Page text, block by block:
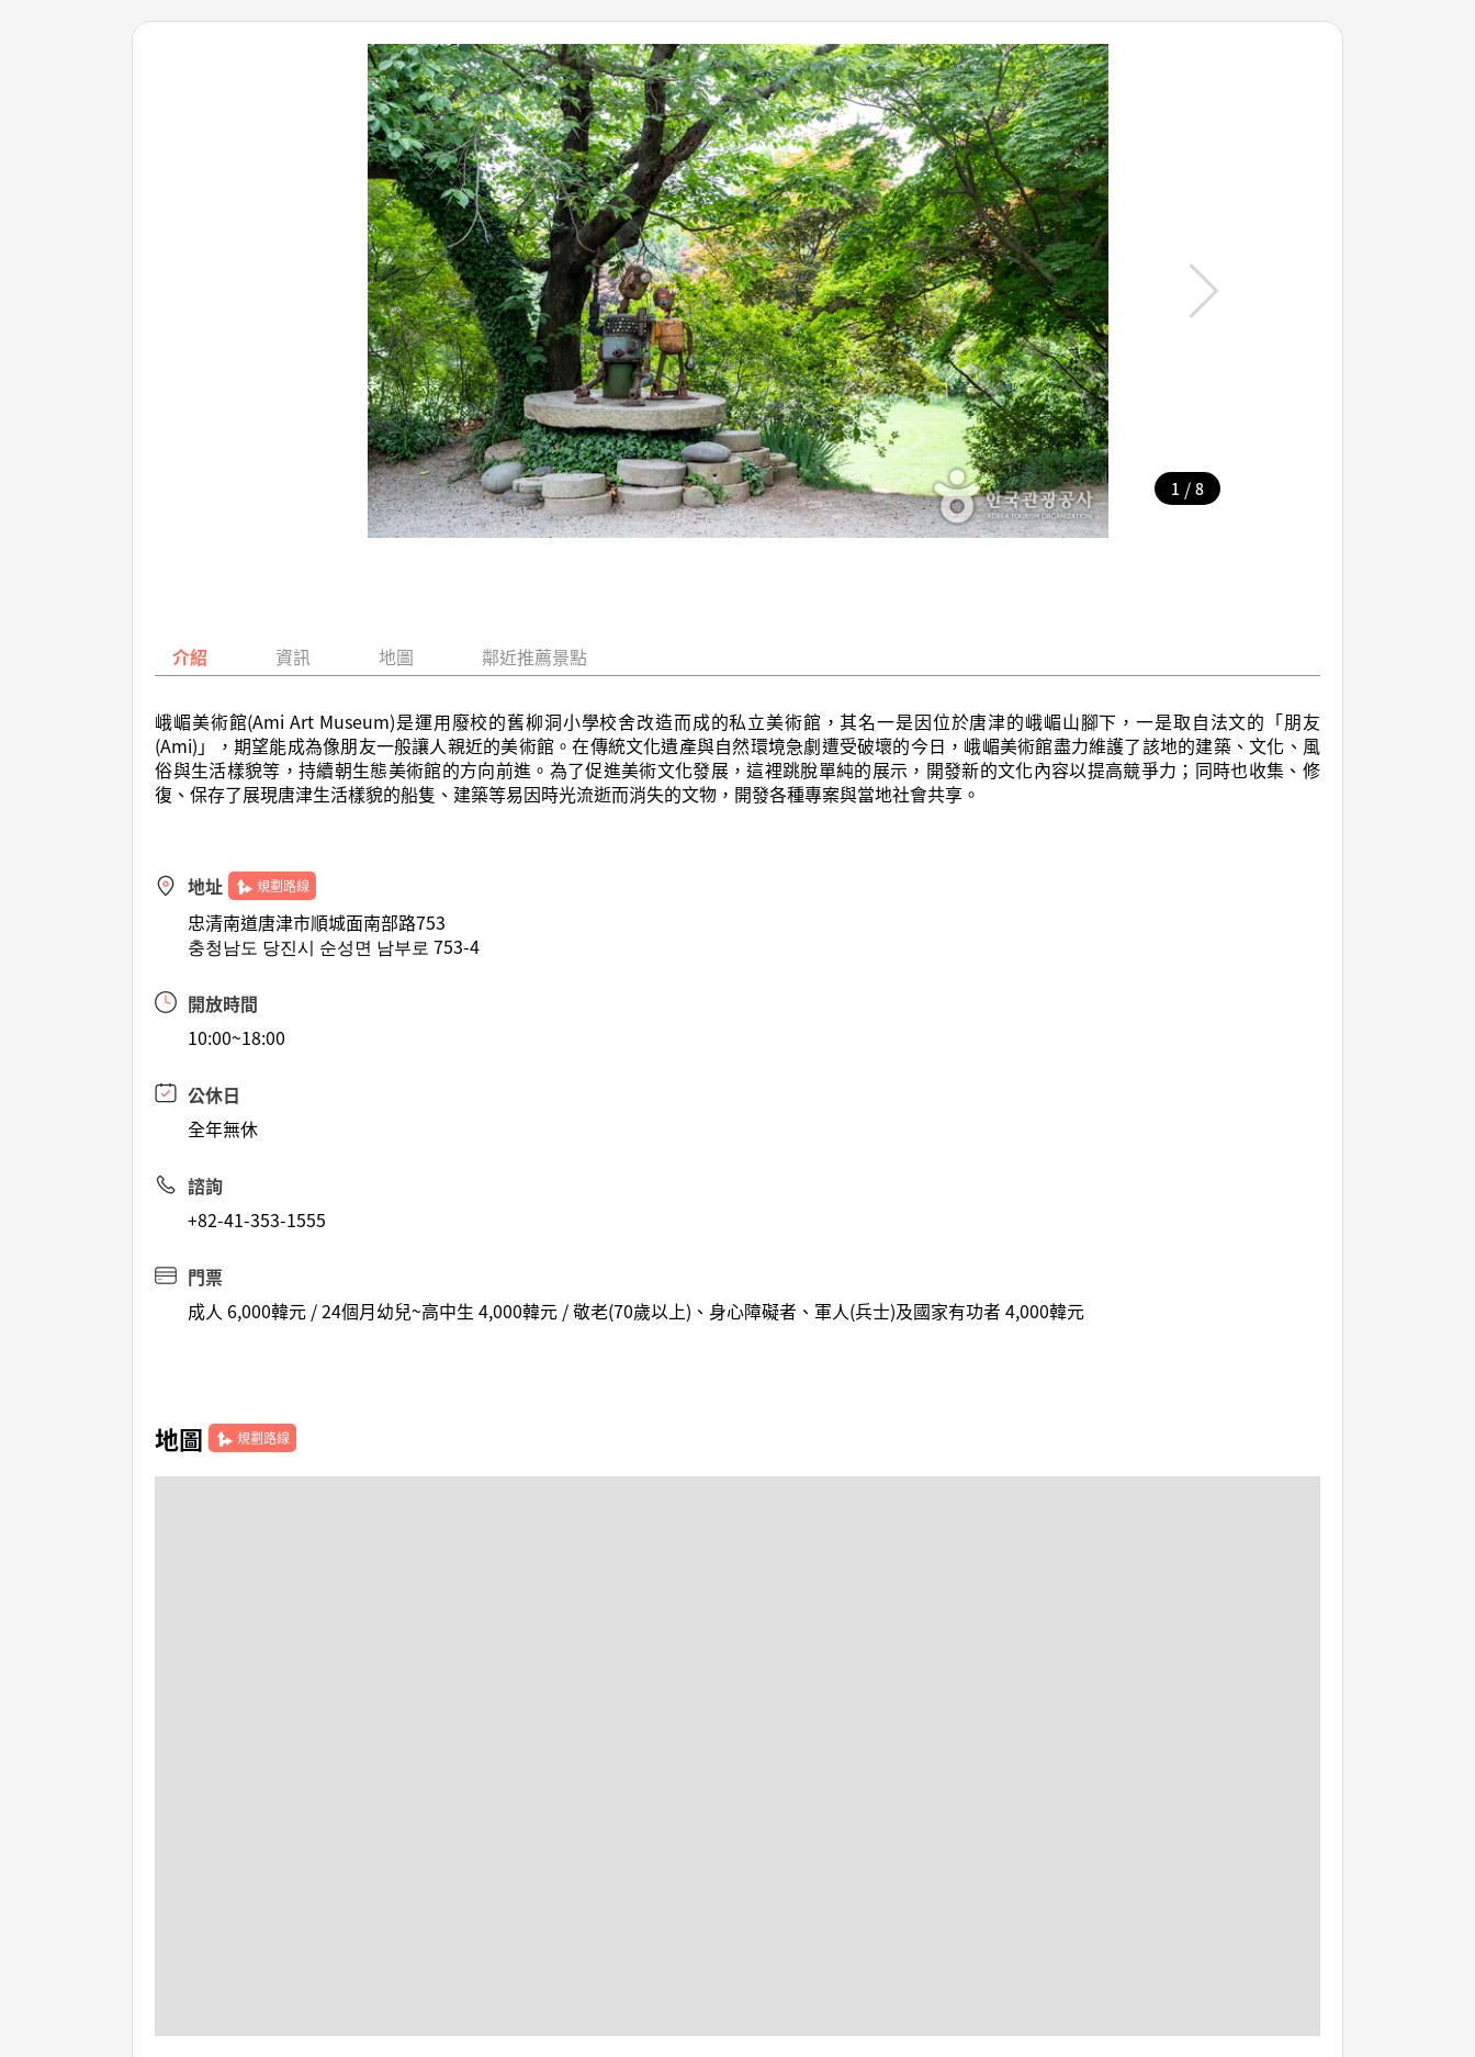
1 / 8
介紹 資訊 地圖 鄰近推薦景點
峨嵋美術館(Ami Art Museum)是運用廢校的舊柳洞小學校舍改造而成的私立美術館，其名一是因位於唐津的峨嵋山腳下，一是取自法文的「朋友
(Ami)」，期望能成為像朋友一般讓人親近的美術館。在傳統文化遺產與自然環境急劇遭受破壞的今日，峨嵋美術館盡力維護了該地的建築、文化、風
俗與生活樣貌等，持續朝生態美術館的方向前進。為了促進美術文化發展，這裡跳脫單純的展示，開發新的文化內容以提高競爭力；同時也收集、修
復、保存了展現唐津生活樣貌的船隻、建築等易因時光流逝而消失的文物，開發各種專案與當地社會共享。
地址 規劃路線
忠清南道唐津市順城面南部路753
충청남도 당진시 순성면 남부로 753-4
開放時間
10:00~18:00
公休日
全年無休
諮詢
+82-41-353-1555
門票
成人 6,000韓元 / 24個月幼兒~高中生 4,000韓元 / 敬老(70歲以上)、身心障礙者、軍人(兵士)及國家有功者 4,000韓元
地圖 規劃路線